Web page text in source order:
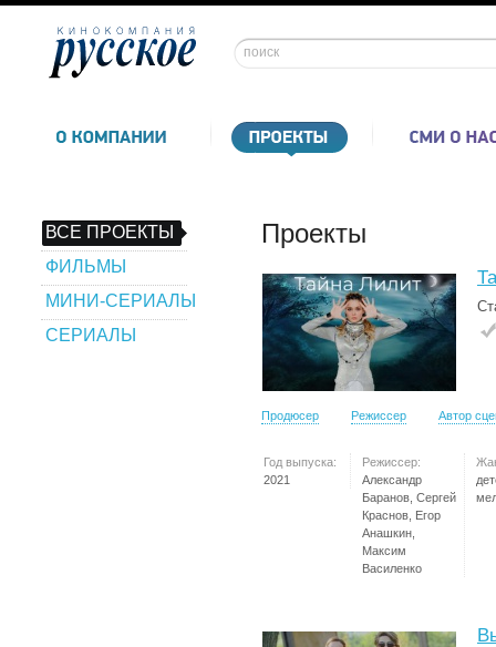
ВСЕ ПРОЕКТЫ
ФИЛЬМЫ
МИНИ-СЕРИАЛЫ
СЕРИАЛЫ
Проекты
Продюсер Режиссер Автор
Год выпуска:
2021
Режиссер:
Александр
Баранов, Сергей
Краснов, Егор
Анашкин,
Максим
Василенко